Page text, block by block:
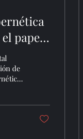
papel
de